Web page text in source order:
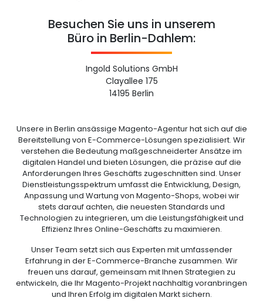
Besuchen Sie uns in unserem
Büro in Berlin-Dahlem:
Ingold Solutions GmbH
Clayallee 175
14195 Berlin
Unsere in Berlin ansässige Magento-Agentur hat sich auf die
Bereitstellung von E-Commerce-Lösungen spezialisiert. Wir
verstehen die Bedeutung maßgeschneiderter Ansätze im
digitalen Handel und bieten Lösungen, die präzise auf die
Anforderungen Ihres Geschäfts zugeschnitten sind. Unser
Dienstleistungsspektrum umfasst die Entwicklung, Design,
Anpassung und Wartung von Magento-Shops, wobei wir
stets darauf achten, die neuesten Standards und
Technologien zu integrieren, um die Leistungsfähigkeit und
Effizienz Ihres Online-Geschäfts zu maximieren.
Unser Team setzt sich aus Experten mit umfassender
Erfahrung in der E-Commerce-Branche zusammen. Wir
freuen uns darauf, gemeinsam mit Ihnen Strategien zu
entwickeln, die Ihr Magento-Projekt nachhaltig voranbringen
und Ihren Erfolg im digitalen Markt sichern.